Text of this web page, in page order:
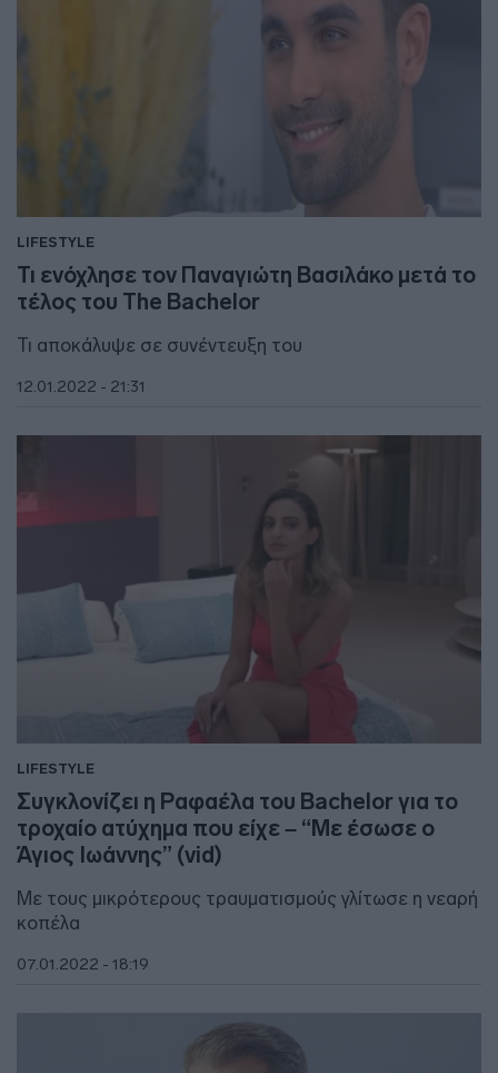
LIFESTYLE
Τι ενόχλησε τον Παναγιώτη Βασιλάκο μετά το
τέλος του The Bachelor
Τι αποκάλυψε σε συνέντευξη του
12.01.2022 - 21:31
LIFESTYLE
Συγκλονίζει η Ραφαέλα του Bachelor για το
τροχαίο ατύχημα που είχε – “Με έσωσε ο
Άγιος Ιωάννης” (vid)
Με τους μικρότερους τραυματισμούς γλίτωσε η νεαρή
κοπέλα
07.01.2022 - 18:19